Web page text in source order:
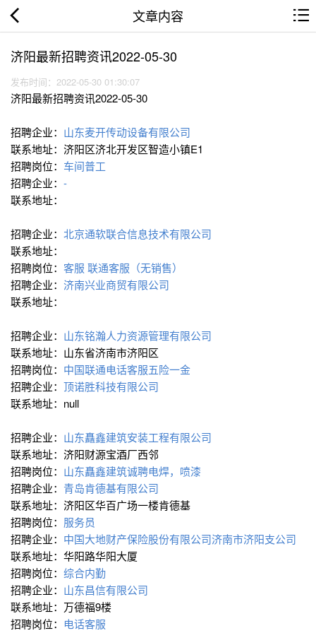
文章内容
济阳最新招聘资讯2022-05-30
发布时间：2022-05-30 01:30:07
济阳最新招聘资讯2022-05-30
招聘企业： 山东麦开传动设备有限公司
联系地址：济阳区济北开发区智造小镇E1
招聘岗位： 车间普工
招聘企业： -
联系地址：
招聘企业： 北京通软联合信息技术有限公司
联系地址：
招聘岗位： 客服 联通客服（无销售）
招聘企业： 济南兴业商贸有限公司
联系地址：
招聘企业： 山东铭瀚人力资源管理有限公司
联系地址：山东省济南市济阳区
招聘岗位： 中国联通电话客服五险一金
招聘企业： 顶诺胜科技有限公司
联系地址：null
招聘企业： 山东矗鑫建筑安装工程有限公司
联系地址：济阳财源宝酒厂西邻
招聘岗位： 山东矗鑫建筑诚聘电焊，喷漆
招聘企业： 青岛肯德基有限公司
联系地址：济阳区华百广场一楼肯德基
招聘岗位： 服务员
招聘企业： 中国大地财产保险股份有限公司济南市济阳支公司
联系地址：华阳路华阳大厦
招聘岗位： 综合内勤
招聘企业： 山东昌信有限公司
联系地址：万德福9楼
招聘岗位： 电话客服